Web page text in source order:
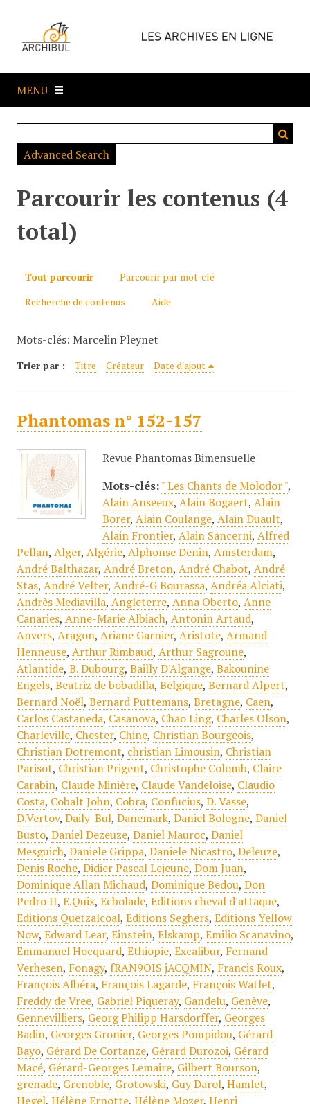
e
a
MENU
Advanced Search
Parcourir les contenus (4
total)
Tout parcourir
Parcourir par mot-clé
Recherche de contenus
Aide
Mots-clés: Marcelin Pleynet
Trier par : Titre Créateur Date d'ajout
Phantomas n° 152-157
Revue Phantomas Bimensuelle
Mots-clés: " Les Chants de Molodor ",
Alain Anseeux, Alain Bogaert, Alain
Borer, Alain Coulange, Alain Duault,
Alain Frontier, Alain Sancerni, Alfred
Pellan, Alger, Algérie, Alphonse Denin, Amsterdam,
André Balthazar, André Breton, André Chabot, André
Stas, André Velter, André-G Bourassa, Andréa Alciati,
Andrès Mediavilla, Angleterre, Anna Oberto, Anne
Canaries, Anne-Marie Albiach, Antonin Artaud,
Anvers, Aragon, Ariane Garnier, Aristote, Armand
Henneuse, Arthur Rimbaud, Arthur Sagroune,
Atlantide, B. Dubourg, Bailly D'Algange, Bakounine
Engels, Beatriz de bobadilla, Belgique, Bernard Alpert,
Bernard Noël, Bernard Puttemans, Bretagne, Caen,
Carlos Castaneda, Casanova, Chao Ling, Charles Olson,
Charleville, Chester, Chine, Christian Bourgeois,
Christian Dotremont, christian Limousin, Christian
Parisot, Christian Prigent, Christophe Colomb, Claire
Carabin, Claude Minière, Claude Vandeloise, Claudio
Costa, Cobalt John, Cobra, Confucius, D. Vasse,
D.Vertov, Daily-Bul, Danemark, Daniel Bologne, Daniel
Busto, Daniel Dezeuze, Daniel Mauroc, Daniel
Mesguich, Daniele Grippa, Daniele Nicastro, Deleuze,
Denis Roche, Didier Pascal Lejeune, Dom Juan,
Dominique Allan Michaud, Dominique Bedou, Don
Pedro II, E.Quix, Ecbolade, Editions cheval d'attaque,
Editions Quetzalcoal, Editions Seghers, Editions Yellow
Now, Edward Lear, Einstein, Elskamp, Emilio Scanavino,
Emmanuel Hocquard, Ethiopie, Excalibur, Fernand
Verhesen, Fonagy, fRAN9OIS jACQMIN, Francis Roux,
François Albéra, François Lagarde, François Watlet,
Freddy de Vree, Gabriel Piqueray, Gandelu, Genève,
Gennevilliers, Georg Philipp Harsdorffer, Georges
Badin, Georges Gronier, Georges Pompidou, Gérard
Bayo, Gérard De Cortanze, Gérard Durozoi, Gérard
Macé, Gérard-Georges Lemaire, Gilbert Bourson,
grenade, Grenoble, Grotowski, Guy Darol, Hamlet,
Hegel, Hélène Ernotte, Hélène Mozer, Henri